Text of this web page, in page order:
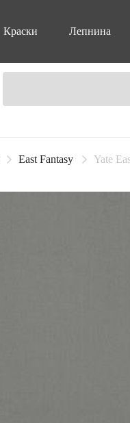
Краски Лепнина
East Fantasy Yate